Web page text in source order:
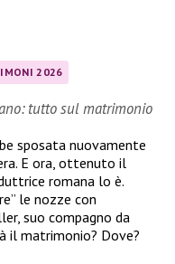
2026
tutto sul matrimonio
sposata nuovamente
E ora, ottenuto il
romana lo è.
le nozze con
suo compagno da
il matrimonio? Dove?